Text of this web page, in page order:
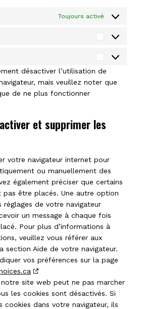
Toujours activé
désactiver l’utilisation de
mais veuillez noter que
de ne plus fonctionner
et supprimer les
votre navigateur internet pour
ou manuellement des
également préciser que certains
pas être placés. Une autre option
de votre navigateur
un message à chaque fois
Pour plus d’informations à
veuillez vous référer aux
section Aide de votre navigateur.
vos préférences sur la page
site web peut ne pas marcher
les cookies sont désactivés. Si
cookies dans votre navigateur, ils